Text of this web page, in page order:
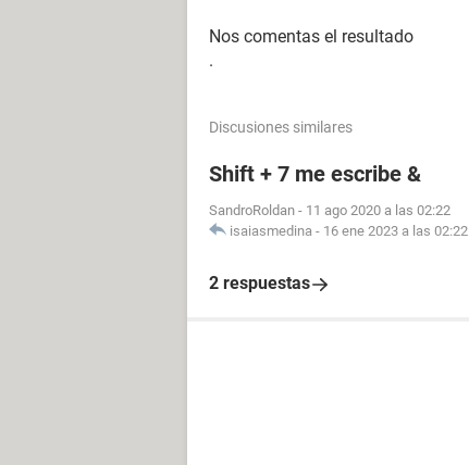
Nos comentas el resultado
.
Discusiones similares
Shift + 7 me escribe &
SandroRoldan - 11 ago 2020 a las 02:22
isaiasmedina - 16 ene 2023 a las 02:22
2 respuestas